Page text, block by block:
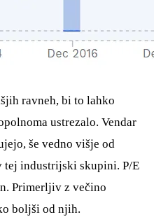
ravneh, bi to lahko
ustrezalo. Vendar
še vedno višje od
industrijski skupini. P/E
Primerljiv z večino
boljši od njih.